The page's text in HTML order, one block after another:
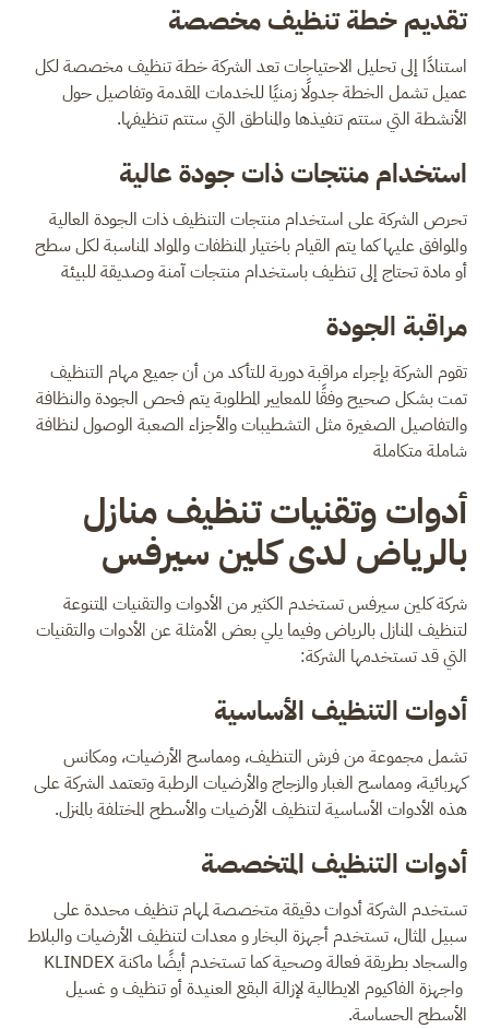
تقديم خطة تنظيف مخصصة
استنادًا إلى تحليل الاحتياجات تعد الشركة خطة تنظيف مخصصة لكل
عميل تشمل الخطة جدولًا زمنيًا للخدمات المقدمة وتفاصيل حول
الأنشطة التي ستتم تنفيذها والمناطق التي ستتم تنظيفها.
استخدام منتجات ذات جودة عالية
تحرص الشركة على استخدام منتجات التنظيف ذات الجودة العالية
والموافق عليها كما يتم القيام باختيار المنظفات والمواد المناسبة لكل سطح
أو مادة تحتاج إلى تنظيف باستخدام منتجات آمنة وصديقة للبيئة
مراقبة الجودة
تقوم الشركة بإجراء مراقبة دورية للتأكد من أن جميع مهام التنظيف
تمت بشكل صحيح وفقًا للمعايير المطلوبة يتم فحص الجودة والنظافة
والتفاصيل الصغيرة مثل التشطيبات والأجزاء الصعبة الوصول لنظافة
شاملة متكاملة
أدوات وتقنيات تنظيف منازل
بالرياض لدى كلين سيرفس
شركة كلين سيرفس تستخدم الكثير من الأدوات والتقنيات المتنوعة
لتنظيف المنازل بالرياض وفيما يلي بعض الأمثلة عن الأدوات والتقنيات
التي قد تستخدمها الشركة:
أدوات التنظيف الأساسية
تشمل مجموعة من فرش التنظيف، ومماسح الأرضيات، ومكانس
كهربائية، ومماسح الغبار والزجاج والأرضيات الرطبة وتعتمد الشركة على
هذه الأدوات الأساسية لتنظيف الأرضيات والأسطح المختلفة بالمنزل.
أدوات التنظيف المتخصصة
تستخدم الشركة أدوات دقيقة متخصصة لمهام تنظيف محددة على
سبيل المثال، تستخدم أجهزة البخار و معدات لتنظيف الأرضيات والبلاط
والسجاد بطريقة فعالة وصحية كما تستخدم أيضًا ماكنة KLINDEX
واجهزة الفاكيوم الايطالية لإزالة البقع العنيدة أو تنظيف و غسيل
الأسطح الحساسة.